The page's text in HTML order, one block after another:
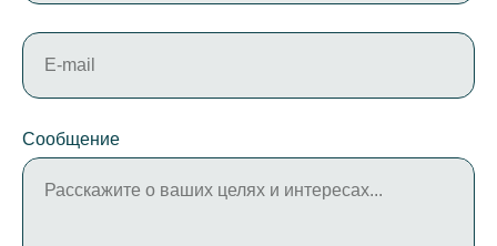
E-mail
Сообщение
Расскажите о ваших целях и интересах...